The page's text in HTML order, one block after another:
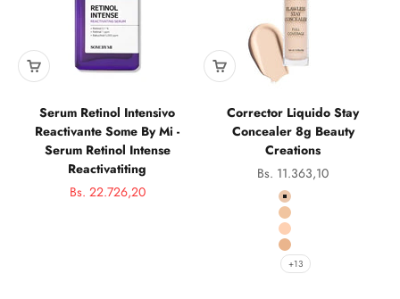
Serum Retinol Intensivo
Reactivante Some By Mi -
Serum Retinol Intense
Reactivatiting
Precio de oferta
Bs. 22.726,20
Corrector Liquido Stay
Concealer 8g Beauty
Creations
Precio de oferta
Bs. 11.363,10
Color
C4
C5
C6
C7
+13